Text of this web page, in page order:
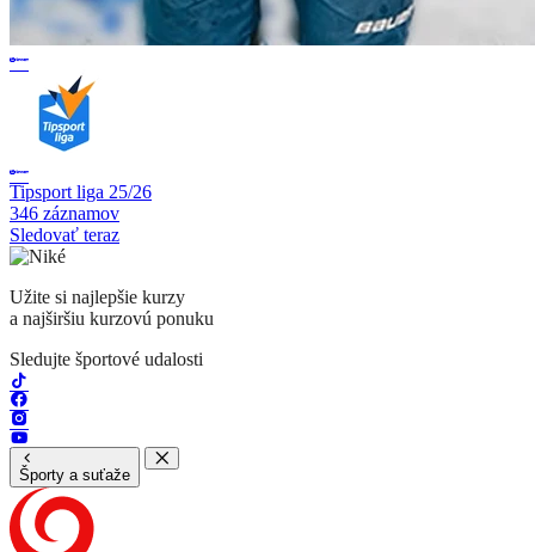
Tipsport liga 25/26
346 záznamov
Sledovať teraz
Užite si najlepšie kurzy
a najširšiu kurzovú ponuku
Sledujte športové udalosti
Športy a suťaže